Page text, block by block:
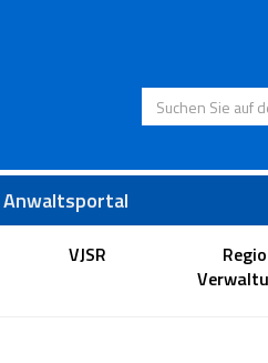
Suchen Sie
Anwaltsportal
VJSR